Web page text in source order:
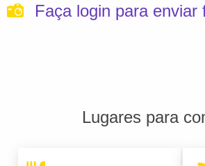
Faça login para enviar
Lugares para